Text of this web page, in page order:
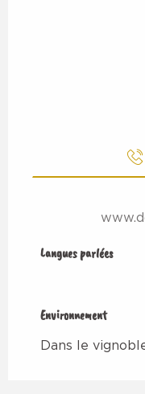
Langues parlées
Langues parlées
Environnement
Environnement
Dans le